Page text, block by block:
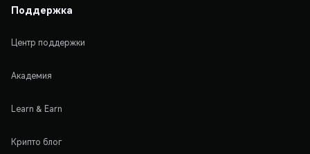
Поддержка
Центр поддержки
Академия
Learn & Earn
Крипто блог